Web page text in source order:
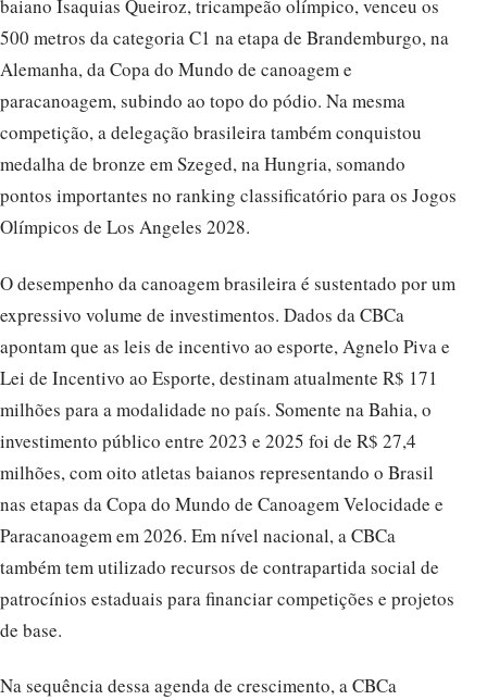
baiano Isaquias Queiroz, tricampeão olímpico, venceu os
500 metros da categoria C1 na etapa de Brandemburgo, na
Alemanha, da Copa do Mundo de canoagem e
paracanoagem, subindo ao topo do pódio. Na mesma
competição, a delegação brasileira também conquistou
medalha de bronze em Szeged, na Hungria, somando
pontos importantes no ranking classificatório para os Jogos
Olímpicos de Los Angeles 2028.
O desempenho da canoagem brasileira é sustentado por um
expressivo volume de investimentos. Dados da CBCa
apontam que as leis de incentivo ao esporte, Agnelo Piva e
Lei de Incentivo ao Esporte, destinam atualmente R$ 171
milhões para a modalidade no país. Somente na Bahia, o
investimento público entre 2023 e 2025 foi de R$ 27,4
milhões, com oito atletas baianos representando o Brasil
nas etapas da Copa do Mundo de Canoagem Velocidade e
Paracanoagem em 2026. Em nível nacional, a CBCa
também tem utilizado recursos de contrapartida social de
patrocínios estaduais para financiar competições e projetos
de base.
Na sequência dessa agenda de crescimento, a CBCa